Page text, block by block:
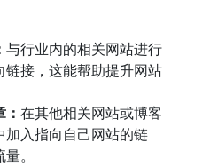
与行业内的相关网站进行
接，这能帮助提升网站
：在其他相关网站或博客
加入指向自己网站的链
。